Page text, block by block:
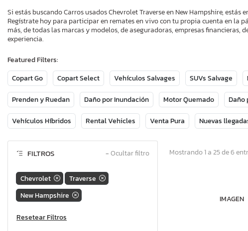
Si estás buscando Carros usados Chevrolet Traverse en New Hampshire,
Regístrate hoy para participar en remates en vivo con tu propia cuenta en la
más, de todas las marcas y modelos, de aseguradoras, empresas financieras,
experiencia.
Featured Filters:
Copart Go
Copart Select Vehículos Salvages SUVs Salvage
Prenden y Ruedan Daño por Inundación Motor Quemado Daño
Vehículos Híbridos Rental Vehicles Venta Pura Nuevas
FILTROS −Ocultar filtro
Chevrolet
Traverse
New Hampshire
Mostrando 1 a 25 de 6
IMAGEN